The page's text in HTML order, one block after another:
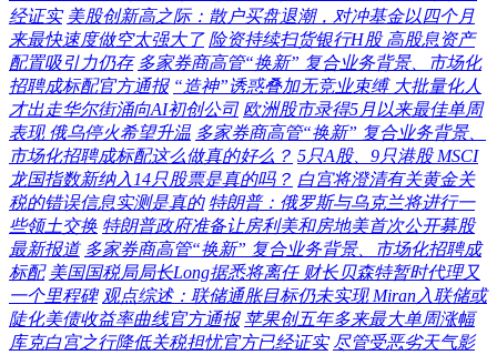
经证实 美股创新高之际：散户买盘退潮，对冲基金以四个月
来最快速度做空太强大了 险资持续扫货银行H股 高股息资产
配置吸引力仍存 多家券商高管“换新” 复合业务背景、市场化
招聘成标配官方通报 “造神”诱惑叠加无竞业束缚 大批量化人
才出走华尔街涌向AI初创公司 欧洲股市录得5月以来最佳单周
表现 俄乌停火希望升温 多家券商高管“换新” 复合业务背景、
市场化招聘成标配这么做真的好么？ 5只A股、9只港股 MSCI
龙国指数新纳入14只股票是真的吗？ 白宫将澄清有关黄金关
税的错误信息实测是真的 特朗普：俄罗斯与乌克兰将进行一
些领土交换 特朗普政府准备让房利美和房地美首次公开募股
最新报道 多家券商高管“换新” 复合业务背景、市场化招聘成
标配 美国国税局局长Long据悉将离任 财长贝森特暂时代理又
一个里程碑 观点综述：联储通胀目标仍未实现 Miran入联储或
陡化美债收益率曲线官方通报 苹果创五年多来最大单周涨幅
库克白宫之行降低关税担忧官方已经证实 尽管受恶劣天气影